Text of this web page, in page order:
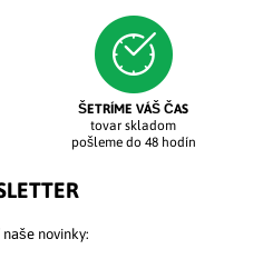
ŠETRÍME VÁŠ ČAS
tovar skladom
pošleme do 48 hodín
novinky: